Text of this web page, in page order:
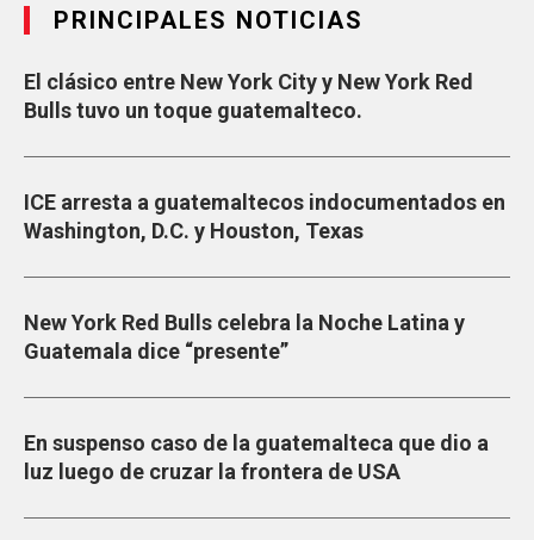
PRINCIPALES NOTICIAS
El clásico entre New York City y New York Red
Bulls tuvo un toque guatemalteco.
ICE arresta a guatemaltecos indocumentados en
Washington, D.C. y Houston, Texas
New York Red Bulls celebra la Noche Latina y
Guatemala dice “presente”
En suspenso caso de la guatemalteca que dio a
luz luego de cruzar la frontera de USA